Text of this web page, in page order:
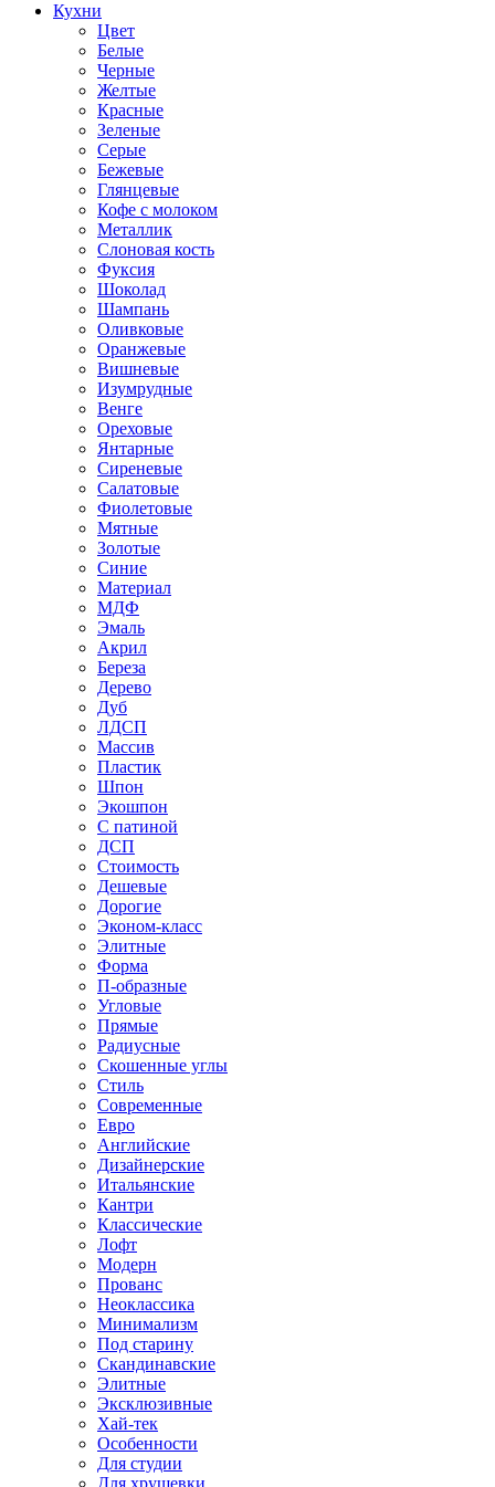
Кухни
Цвет
Белые
Черные
Желтые
Красные
Зеленые
Серые
Бежевые
Глянцевые
Кофе с молоком
Металлик
Слоновая кость
Фуксия
Шоколад
Шампань
Оливковые
Оранжевые
Вишневые
Изумрудные
Венге
Ореховые
Янтарные
Сиреневые
Салатовые
Фиолетовые
Мятные
Золотые
Синие
Материал
МДФ
Эмаль
Акрил
Береза
Дерево
Дуб
ЛДСП
Массив
Пластик
Шпон
Экошпон
С патиной
ДСП
Стоимость
Дешевые
Дорогие
Эконом-класс
Элитные
Форма
П-образные
Угловые
Прямые
Радиусные
Скошенные углы
Стиль
Современные
Евро
Английские
Дизайнерские
Итальянские
Кантри
Классические
Лофт
Модерн
Прованс
Неоклассика
Минимализм
Под старину
Скандинавские
Элитные
Эксклюзивные
Хай-тек
Особенности
Для студии
Для хрущевки